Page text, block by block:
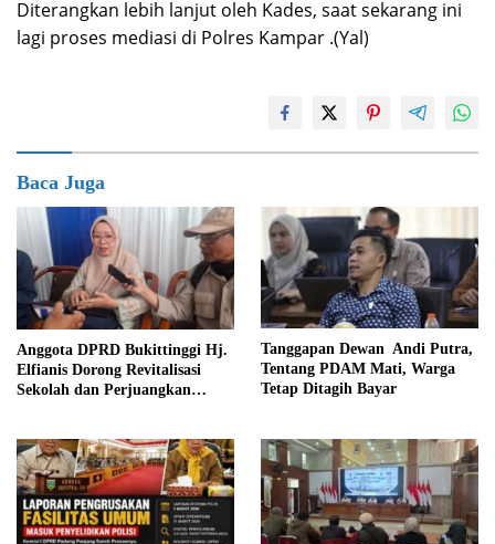
Diterangkan lebih lanjut oleh Kades, saat sekarang ini
lagi proses mediasi di Polres Kampar .(Yal)
Baca Juga
Anggota DPRD Bukittinggi Hj.
Elfianis Dorong Revitalisasi
Sekolah dan Perjuangkan
Tanggapan Dewan Andi Putra,
Tentang PDAM Mati, Warga
Tetap Ditagih Bayar